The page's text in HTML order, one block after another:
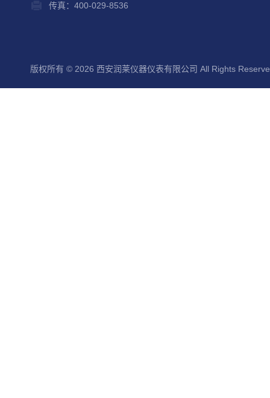
传真：400-029-8536
版权所有 © 2026 西安润莱仪器仪表有限公司 All Rights